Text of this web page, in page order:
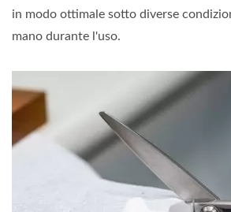
in modo ottimale sotto diverse
mano durante l'uso.